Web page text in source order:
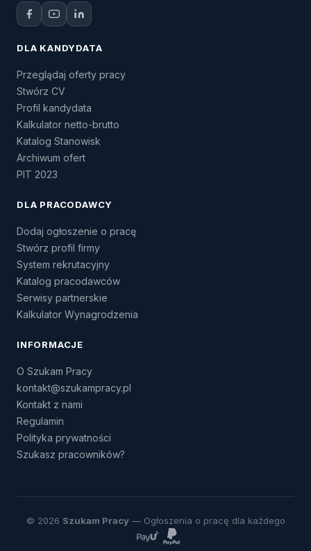
DLA KANDYDATA
Przeglądaj oferty pracy
Stwórz CV
Profil kandydata
Kalkulator netto-brutto
Katalog Stanowisk
Archiwum ofert
PIT 2023
DLA PRACODAWCY
Dodaj ogłoszenie o pracę
Stwórz profil firmy
System rekrutacyjny
Katalog pracodawców
Serwisy partnerskie
Kalkulator Wynagrodzenia
INFORMACJE
O Szukam Pracy
kontakt@szukampracy.pl
Kontakt z nami
Regulamin
Polityka prywatności
Szukasz pracowników?
© 2026 Szukam Pracy— Ogłoszenia o pracę dla każdego